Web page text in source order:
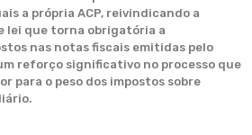
a própria ACP, reivindicando a
lei que torna obrigatória a
nas notas fiscais emitidas pelo
reforço significativo no processo que
para o peso dos impostos sobre